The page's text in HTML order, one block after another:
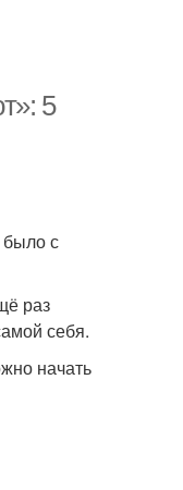
5
было с
раз
себя.
начать